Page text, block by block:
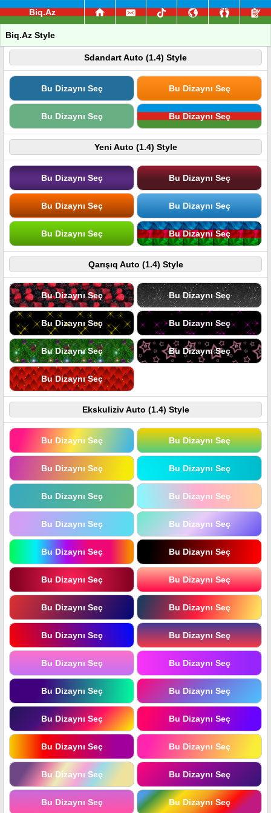
Biq.Az
Biq.Az Style
Sdandart Auto (1.4) Style
Bu Dizaynı Seç Bu Dizaynı Seç
Bu Dizaynı Seç Bu Dizaynı Seç
Yeni Auto (1.4) Style
Bu Dizaynı Seç Bu Dizaynı Seç
Bu Dizaynı Seç Bu Dizaynı Seç
Bu Dizaynı Seç Bu Dizaynı Seç
Qarışıq Auto (1.4) Style
Bu Dizaynı Seç Bu Dizaynı Seç
Bu Dizaynı Seç Bu Dizaynı Seç
Bu Dizaynı Seç Bu Dizaynı Seç
Bu Dizaynı Seç
Ekskuliziv Auto (1.4) Style
Bu Dizaynı Seç Bu Dizaynı Seç
Bu Dizaynı Seç Bu Dizaynı Seç
Bu Dizaynı Seç Bu Dizaynı Seç
Bu Dizaynı Seç Bu Dizaynı Seç
Bu Dizaynı Seç Bu Dizaynı Seç
Bu Dizaynı Seç Bu Dizaynı Seç
Bu Dizaynı Seç Bu Dizaynı Seç
Bu Dizaynı Seç Bu Dizaynı Seç
Bu Dizaynı Seç Bu Dizaynı Seç
Bu Dizaynı Seç Bu Dizaynı Seç
Bu Dizaynı Seç Bu Dizaynı Seç
Bu Dizaynı Seç Bu Dizaynı Seç
Bu Dizaynı Seç Bu Dizaynı Seç
Bu Dizaynı Seç Bu Dizaynı Seç